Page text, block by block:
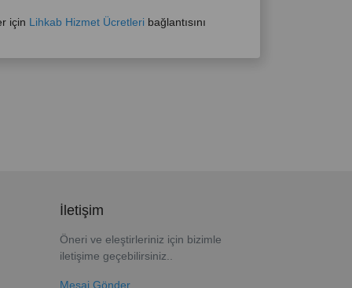
için Lihkab Hizmet Ücretleri bağlantısını
İletişim
Öneri ve eleştirleriniz için bizimle
iletişime geçebilirsiniz..
Mesaj Gönder